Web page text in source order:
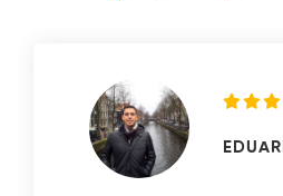
EDUARDO LEAL